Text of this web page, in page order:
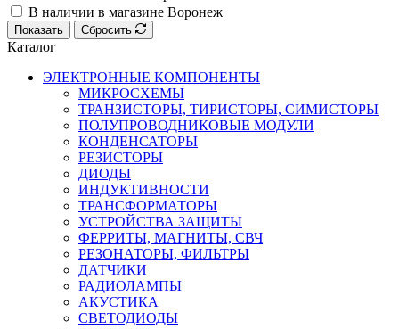
В наличии в магазине Воронеж
Показать Сбросить
Каталог
ЭЛЕКТРОННЫЕ КОМПОНЕНТЫ
МИКРОСХЕМЫ
ТРАНЗИСТОРЫ, ТИРИСТОРЫ, СИМИСТОРЫ
ПОЛУПРОВОДНИКОВЫЕ МОДУЛИ
КОНДЕНСАТОРЫ
РЕЗИСТОРЫ
ДИОДЫ
ИНДУКТИВНОСТИ
ТРАНСФОРМАТОРЫ
УСТРОЙСТВА ЗАЩИТЫ
ФЕРРИТЫ, МАГНИТЫ, СВЧ
РЕЗОНАТОРЫ, ФИЛЬТРЫ
ДАТЧИКИ
РАДИОЛАМПЫ
АКУСТИКА
СВЕТОДИОДЫ